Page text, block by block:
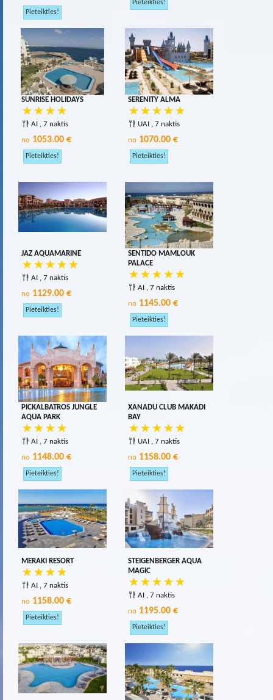
SUNRISE HOLIDAYS
AI , 7 naktis
no 1053.00 €
SERENITY ALMA
UAI , 7 naktis
no 1070.00 €
JAZ AQUAMARINE
AI , 7 naktis
no 1129.00 €
SENTIDO MAMLOUK
PALACE
AI , 7 naktis
no 1145.00 €
PICKALBATROS JUNGLE
AQUA PARK
AI , 7 naktis
no 1148.00 €
XANADU CLUB MAKADI
BAY
UAI , 7 naktis
no 1158.00 €
MERAKI RESORT
AI , 7 naktis
no 1158.00 €
STEIGENBERGER AQUA
MAGIC
AI , 7 naktis
no 1195.00 €